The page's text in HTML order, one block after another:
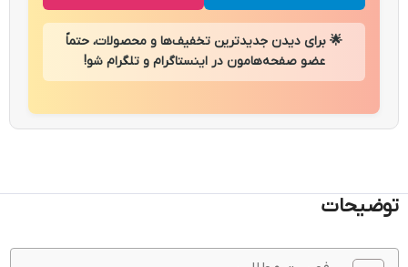
🌟 برای دیدن جدیدترین تخفیف‌ها و محصولات، حتماً
عضو صفحه‌هامون در اینستاگرام و تلگرام شو!
توضیحات